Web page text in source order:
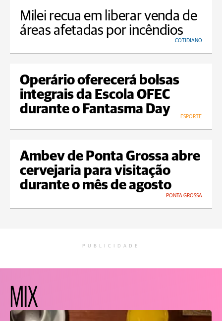
Milei recua em liberar venda de
áreas afetadas por incêndios
COTIDIANO
Operário oferecerá bolsas
integrais da Escola OFEC
durante o Fantasma Day
ESPORTE
Ambev de Ponta Grossa abre
cervejaria para visitação
durante o mês de agosto
PONTA GROSSA
PUBLICIDADE
MIX